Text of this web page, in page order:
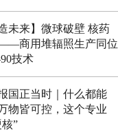
未来】微球破壁 核药
商用堆辐照生产同位
技术
国正当时｜什么都能
物皆可控，这个专业
”